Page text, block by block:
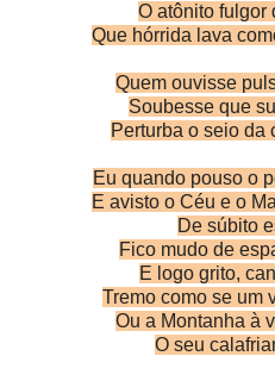
O atônito fulgor
Que hórrida lava
Quem ouvisse
Soubesse que
Perturba o seio da
Eu quando pouso o
E avisto o Céu e o
De súbito
Fico mudo de
E logo grito,
Tremo como se um
Ou a Montanha à
O seu